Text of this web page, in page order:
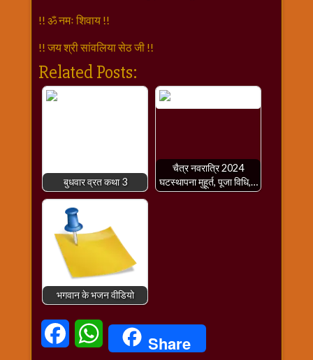
!! ॐ नमः शिवाय !!
!! जय श्री सांवलिया सेठ जी !!
Related Posts:
बुधवार व्रत कथा 3
चैत्र नवरात्रि 2024
घटस्थापना मुहूर्त, पूजा विधि,…
भगवान के भजन वीडियो
FacebookWhatsAppShare